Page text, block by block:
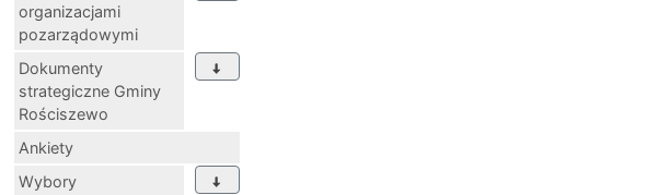
organizacjami
pozarządowymi
Dokumenty
strategiczne Gminy
Rościszewo
Ankiety
Wybory